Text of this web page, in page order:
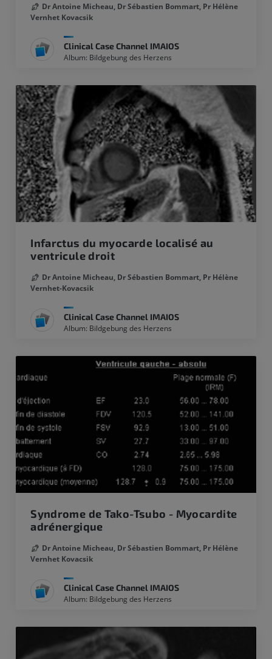
Dr Antoine Micheau, Dr Sébastien Bommart, Pr Hélène
Vernhet Kovacsik
Clinical Case Channel IMAIOS
Album: Bildgebung des Herzens
Infarctus du myocarde localisé au
ventricule droit
Dr Antoine Micheau, Dr Sébastien Bommart, Pr Hélène
Vernhet-Kovacsik
Clinical Case Channel IMAIOS
Album: Bildgebung des Herzens
Syndrome de Tako-Tsubo - Myocardite
adrénergique
Dr Antoine Micheau, Dr Sébastien Bommart, Pr Hélène
Vernhet Kovacsik
Clinical Case Channel IMAIOS
Album: Bildgebung des Herzens